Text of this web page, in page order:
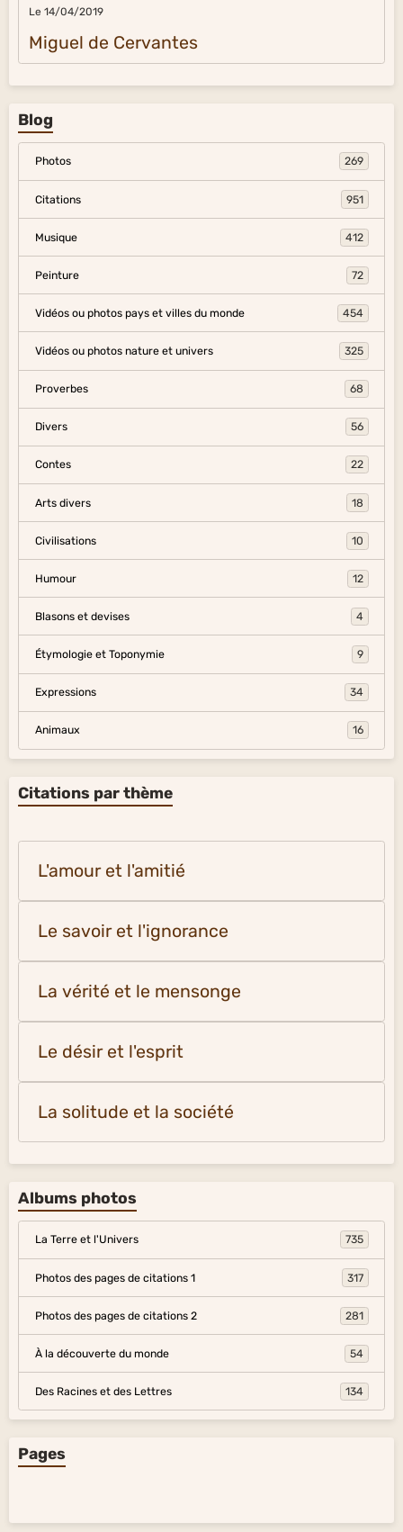
Le 14/04/2019
Miguel de Cervantes
Blog
Photos 269
Citations 951
Musique 412
Peinture 72
Vidéos ou photos pays et villes du monde 454
Vidéos ou photos nature et univers 325
Proverbes 68
Divers 56
Contes 22
Arts divers 18
Civilisations 10
Humour 12
Blasons et devises 4
Étymologie et Toponymie 9
Expressions 34
Animaux 16
Citations par thème
L'amour et l'amitié
Le savoir et l'ignorance
La vérité et le mensonge
Le désir et l'esprit
La solitude et la société
Albums photos
La Terre et l'Univers 735
Photos des pages de citations 1 317
Photos des pages de citations 2 281
À la découverte du monde 54
Des Racines et des Lettres 134
Pages